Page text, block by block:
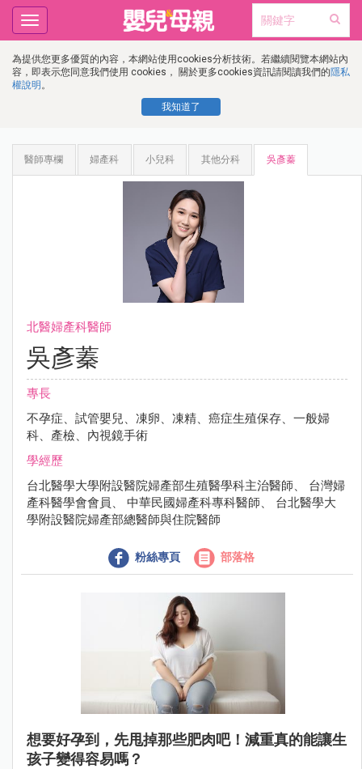
為提供您更多優質的內容，本網站使用cookies分析技術。若繼續閱覽本網站內
容，即表示您同意我們使用 cookies， 關於更多cookies資訊請閱讀我們的隱私
權說明 。
我知道了
Toggle
navigation
醫師專欄 婦產科 小兒科 其他分科 吳彥蓁
北醫婦產科醫師
吳彥蓁
專長
不孕症、試管嬰兒、凍卵、凍精、癌症生殖保存、一般婦
科、產檢、內視鏡手術
學經歷
台北醫學大學附設醫院婦產部生殖醫學科主治醫師、 台灣婦
產科醫學會會員、 中華民國婦產科專科醫師、 台北醫學大
學附設醫院婦產部總醫師與住院醫師
粉絲專頁 部落格
想要好孕到，先甩掉那些肥肉吧！減重真的能讓生
孩子變得容易嗎？